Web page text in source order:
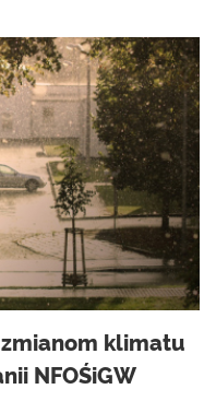
zmianom klimatu
NFOŚiGW